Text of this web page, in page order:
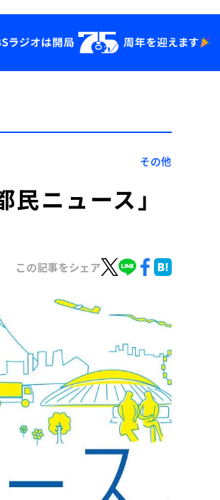
YouTube
その他
民ニュース」
この記事をシェア